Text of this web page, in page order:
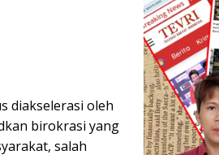
diakselerasi oleh
birokrasi yang
salah